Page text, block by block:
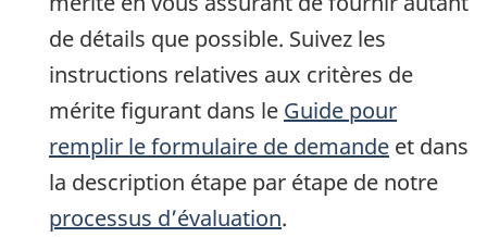
de détails que possible. Suivez les
instructions relatives aux critères de
mérite figurant dans le Guide pour
remplir le formulaire de demande et dans
la description étape par étape de notre
processus d’évaluation.